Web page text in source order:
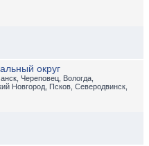
округ
Череповец, Вологда,
Новгород, Псков, Северодвинск,